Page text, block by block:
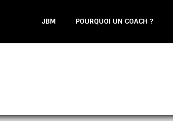
JBM POURQUOI UN COACH ?